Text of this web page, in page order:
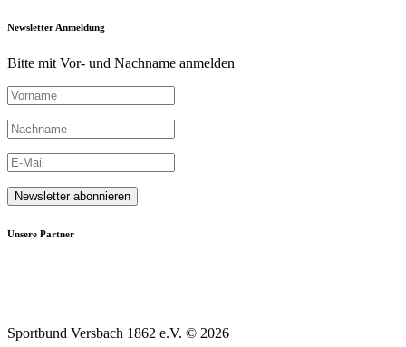
Newsletter Anmeldung
Bitte mit Vor- und Nachname anmelden
Unsere Partner
Sportbund Versbach 1862 e.V. © 2026